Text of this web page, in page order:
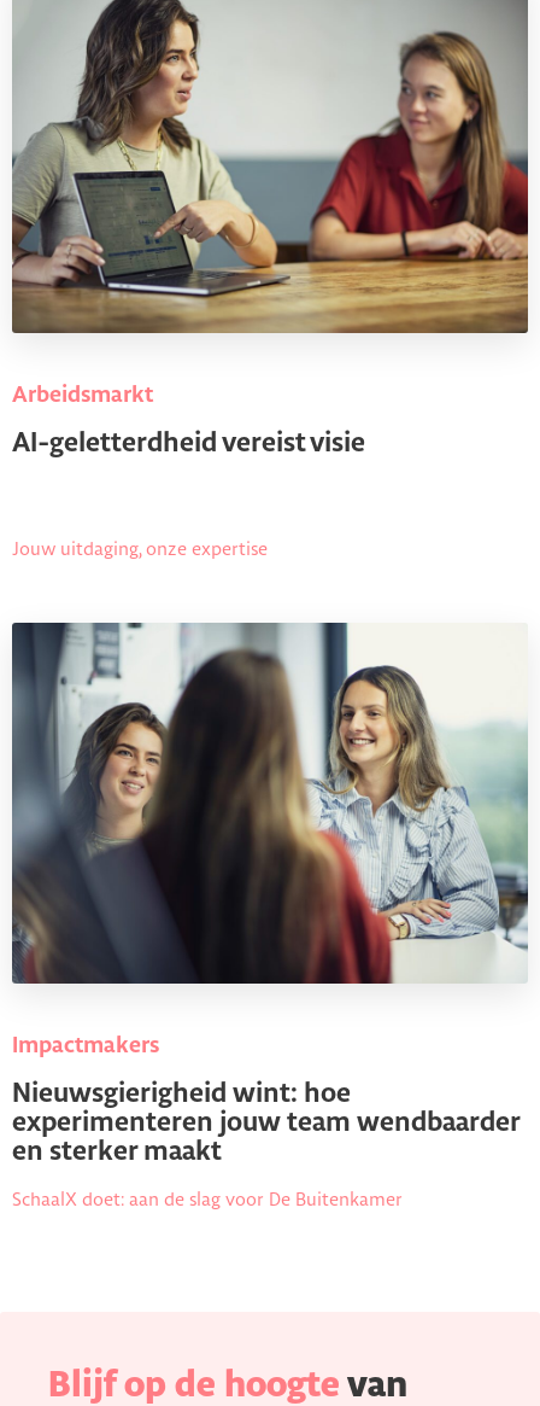
Arbeidsmarkt
AI-geletterdheid vereist visie
Jouw uitdaging, onze expertise
Impactmakers
Nieuwsgierigheid wint: hoe
experimenteren jouw team wendbaarder
en sterker maakt
SchaalX doet: aan de slag voor De Buitenkamer
Blijf op de hoogte van